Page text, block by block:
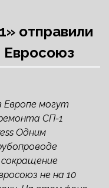
отправили
Евросоюз
Европе могут
СП-1
Одним
не на 10